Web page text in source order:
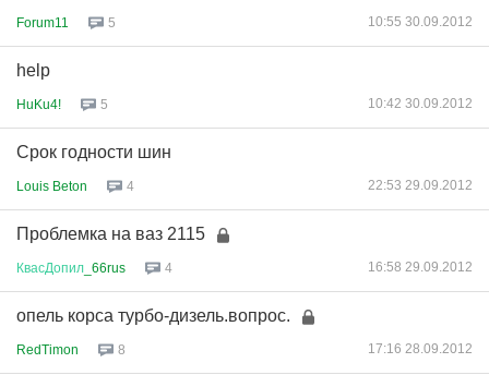
Forum11 5 10:55 30.09.2012
help
HuKu4! 5 10:42 30.09.2012
Срок годности шин
Louis Beton 4 22:53 29.09.2012
Проблемка на ваз 2115
КвасДопил _66rus 4 16:58 29.09.2012
опель корса турбо-дизель.вопрос.
RedTimon 8 17:16 28.09.2012